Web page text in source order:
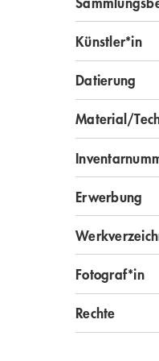
Künstler*in
Datierung
Material/
Erwerbung
Fotograf*in
Rechte